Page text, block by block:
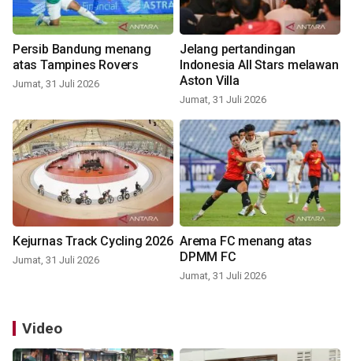
Persib Bandung menang
atas Tampines Rovers
Jumat, 31 Juli 2026
Jelang pertandingan
Indonesia All Stars melawan
Aston Villa
Jumat, 31 Juli 2026
Kejurnas Track Cycling 2026
Jumat, 31 Juli 2026
Arema FC menang atas
DPMM FC
Jumat, 31 Juli 2026
Video